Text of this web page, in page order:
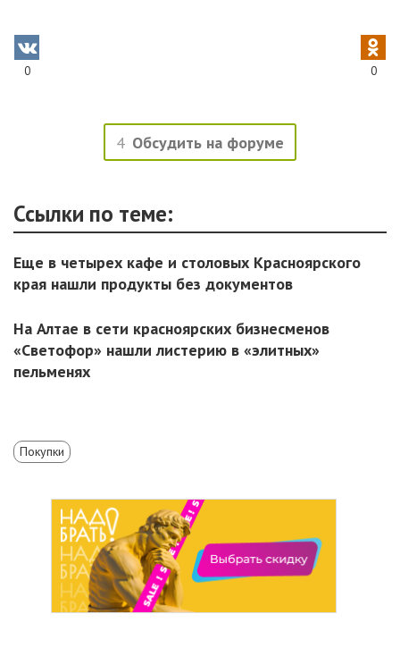
0 0
4 Обсудить на форуме
Ссылки по теме:
Еще в четырех кафе и столовых Красноярского
края нашли продукты без документов
На Алтае в сети красноярских бизнесменов
«Светофор» нашли листерию в «элитных»
пельменях
Покупки